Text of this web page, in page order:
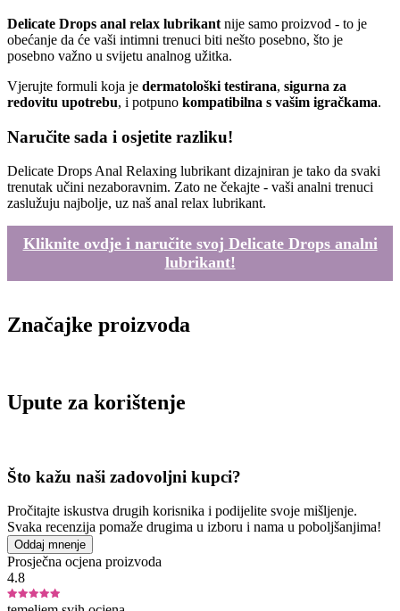
Delicate Drops anal relax lubrikant nije samo proizvod - to je
obećanje da će vaši intimni trenuci biti nešto posebno, što je
posebno važno u svijetu analnog užitka.
Vjerujte formuli koja je dermatološki testirana, sigurna za
redovitu upotrebu, i potpuno kompatibilna s vašim igračkama.
Naručite sada i osjetite razliku!
Delicate Drops Anal Relaxing lubrikant dizajniran je tako da svaki
trenutak učini nezaboravnim. Zato ne čekajte - vaši analni trenuci
zaslužuju najbolje, uz naš anal relax lubrikant.
Kliknite ovdje i naručite svoj Delicate Drops analni
lubrikant!
Značajke proizvoda
Upute za korištenje
Što kažu naši zadovoljni kupci?
Pročitajte iskustva drugih korisnika i podijelite svoje mišljenje.
Svaka recenzija pomaže drugima u izboru i nama u poboljšanjima!
Oddaj mnenje
Prosječna ocjena proizvoda
4.8